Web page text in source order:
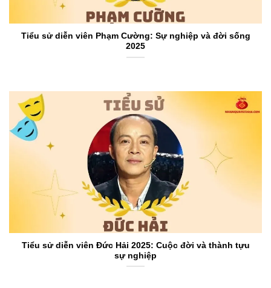
Tiểu sử diễn viên Phạm Cường: Sự nghiệp và đời sống
2025
Tiểu sử diễn viên Đức Hải 2025: Cuộc đời và thành tựu
sự nghiệp